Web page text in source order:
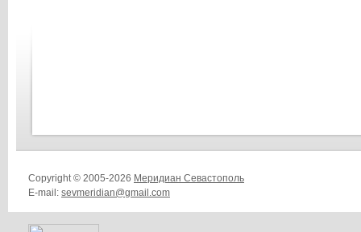
Copyright © 2005-2026 Меридиан Севастополь
E-mail: sevmeridian@gmail.com